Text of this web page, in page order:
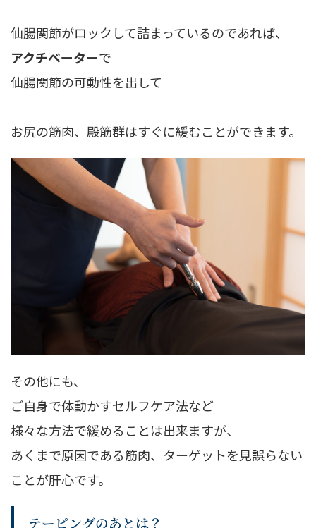
仙腸関節がロックして詰まっているのであれば、
アクチベーターで
仙腸関節の可動性を出して
お尻の筋肉、殿筋群はすぐに緩むことができます。
その他にも、
ご自身で体動かすセルフケア法など
様々な方法で緩めることは出来ますが、
あくまで原因である筋肉、ターゲットを見誤らない
ことが肝心です。
テーピングのあとは？